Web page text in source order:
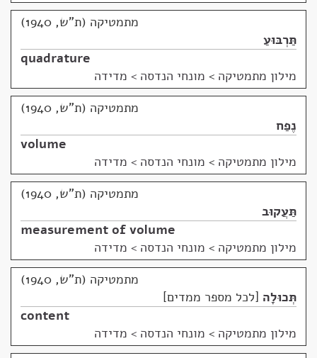
מתמטיקה (ת"ש, 1940)
תַּרְבּוּעַ
quadrature
מילון מתמטיקה > מונחי הנדסה > מדידה
מתמטיקה (ת"ש, 1940)
נֶפַח
volume
מילון מתמטיקה > מונחי הנדסה > מדידה
מתמטיקה (ת"ש, 1940)
תַּעֲקוּב
measurement of volume
מילון מתמטיקה > מונחי הנדסה > מדידה
מתמטיקה (ת"ש, 1940)
תְּכוּלָה לכל מספר ממדים
content
מילון מתמטיקה > מונחי הנדסה > מדידה